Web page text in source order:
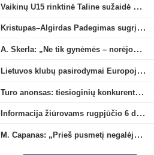
Vaikinų U15 rinktinė Taline sužaidė pirmąsias kontrolines rungtynes
Kristupas–Algirdas Padegimas sugrįžta į FC „Hegelmann” B sudėtį
A. Skerla: „Ne tik gynėmės – norėjome atakuoti“
Lietuvos klubų pasirodymai Europoje: patirti pralaimėjimai Kroatijos atstovams
Turo anonsas: tiesioginių konkurentų dvikova Gargžduose
Informacija žiūrovams rugpjūčio 6 d. UEFA rungtynėms
M. Capanas: „Prieš pusmetį negalėjau net įsivaizduoti, kad žaisime prieš „Hajduk“